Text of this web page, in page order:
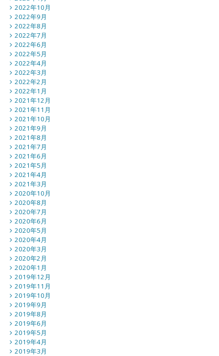
2022年10月
2022年9月
2022年8月
2022年7月
2022年6月
2022年5月
2022年4月
2022年3月
2022年2月
2022年1月
2021年12月
2021年11月
2021年10月
2021年9月
2021年8月
2021年7月
2021年6月
2021年5月
2021年4月
2021年3月
2020年10月
2020年8月
2020年7月
2020年6月
2020年5月
2020年4月
2020年3月
2020年2月
2020年1月
2019年12月
2019年11月
2019年10月
2019年9月
2019年8月
2019年6月
2019年5月
2019年4月
2019年3月